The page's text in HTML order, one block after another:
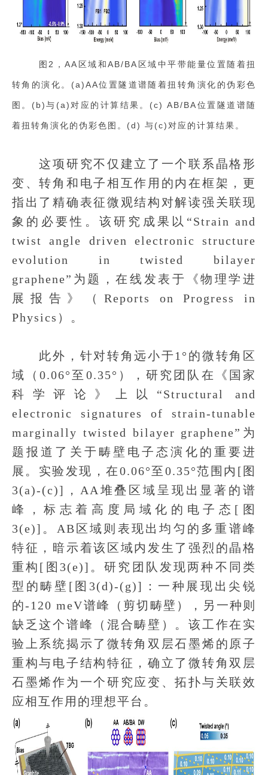
图2，AA区域和AB/BA区域中平带能量位置随着扭
转角的演化。(a)AA位置隧道谱随着扭转角演化的伪彩色
图。(b)与(a)对应的计算结果。(c) AB/BA位置隧道谱随
着扭转角演化的伪彩色图。(d) 与(c)对应的计算结果。
这项研究不仅建立了一个联系晶格形
变、转角和电子相互作用的内在框架，更
指出了精确表征微观结构对解读强关联现
象的必要性。该研究成果以“Strain and
twist angle driven electronic structure
evolution in twisted bilayer
graphene”为题，在线发表于《物理学进
展报告》（Reports on Progress in
Physics）。
此外，针对转角远小于1°的微转角区
域（0.06°至0.35°），研究团队在《国家
科学评论》上以“Structural and
electronic signatures of strain-tunable
marginally twisted bilayer graphene”为
题报道了关于畴壁电子态演化的重要进
展。实验发现，在0.06°至0.35°范围内[图
3(a)-(c)]，AA堆叠区域呈现出显著的谱
峰，标志着高度局域化的电子态[图
3(e)]。AB区域则表现出均匀的多重谱峰
特征，暗示着该区域内发生了强烈的晶格
重构[图3(e)]。研究团队发现两种不同类
型的畴壁[图3(d)-(g)]：一种展现出尖锐
的-120 meV谱峰（剪切畴壁），另一种则
缺乏这个谱峰（混合畴壁）。该工作在实
验上系统揭示了微转角双层石墨烯的原子
重构与电子结构特征，确立了微转角双层
石墨烯作为一个研究应变、拓扑与关联效
应相互作用的理想平台。